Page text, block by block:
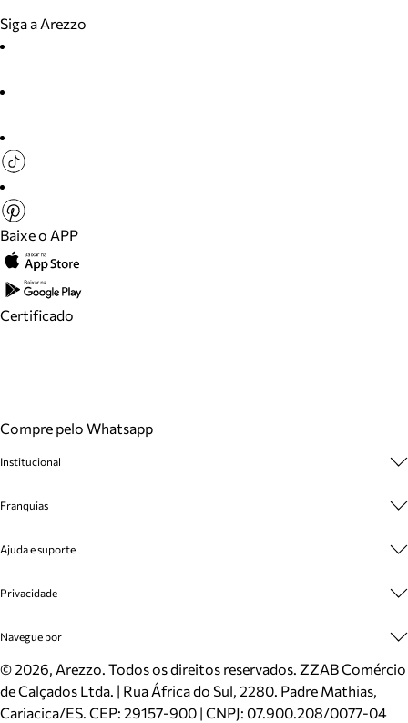
Siga a Arezzo
Baixe o APP
Certificado
Compre pelo Whatsapp
Institucional
Cashback
Venda Corporativa
Mapa do Site
Inverno
Mundo Arezzo
Franquias
Plano de Negócio
Ajuda e suporte
Cadastro
Meus Pedidos
Trocas e Devoluções
Cartão Presente
Localizador de lojas
Privacidade
Politica e Privacidade
Navegue por
Sapatos
Bolsas
Scarpins
©2026, Arezzo. Todos os direitos reservados. ZZAB Comércio
de Calçados Ltda. | Rua África do Sul, 2280. Padre Mathias,
Cariacica/ES. CEP: 29157-900 | CNPJ: 07.900.208/0077-04